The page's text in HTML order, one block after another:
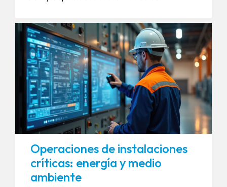
Operaciones de instalaciones
críticas: energía y medio
ambiente